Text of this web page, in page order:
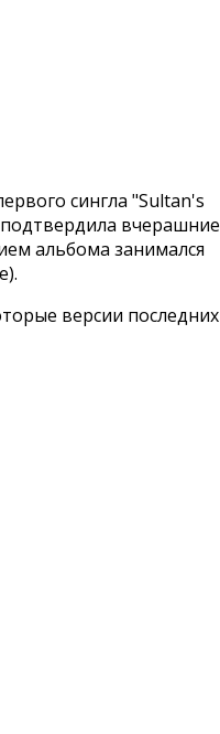
сингла "Sultan's
подтвердила вчерашние
альбома занимался
версии последних